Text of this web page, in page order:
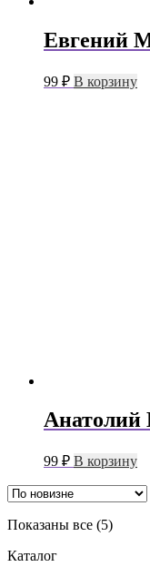
Евгений
99 ₽ В корзину
Анатолий
99 ₽ В корзину
Показаны все (5)
Каталог